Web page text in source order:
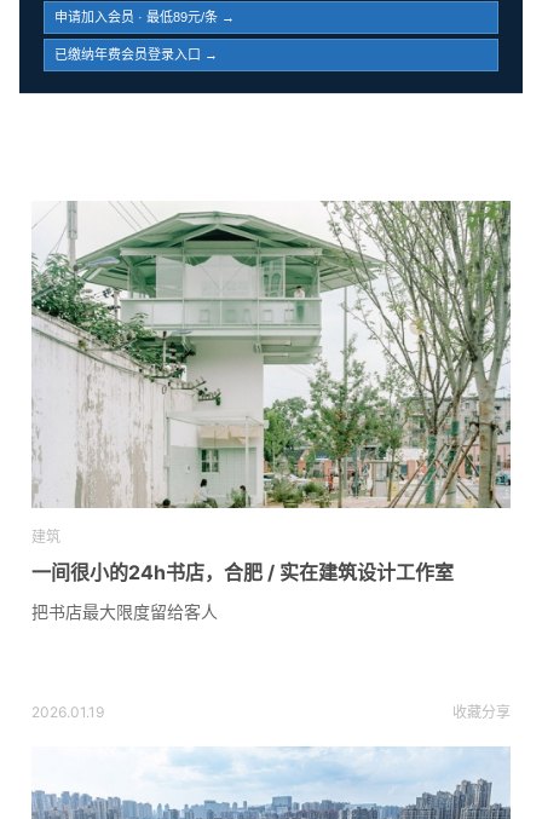
申请加入会员 · 最低89元/条 →
已缴纳年费会员登录入口 →
建筑
一间很小的24h书店，合肥 / 实在建筑设计工作室
把书店最大限度留给客人
2026.01.19 收藏分享